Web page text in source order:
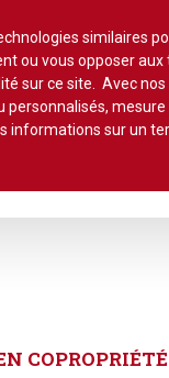
Parties
Travaux
COPROPRIÉTÉ
similaires
ou vous opposer
sur ce site. Avec
informations sur un